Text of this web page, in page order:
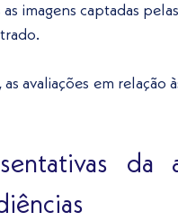
imagens captadas pelas
avaliações em relação
da